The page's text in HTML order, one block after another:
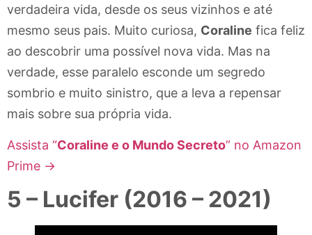
verdadeira vida, desde os seus vizinhos e até
mesmo seus pais. Muito curiosa, Coraline fica feliz
ao descobrir uma possível nova vida. Mas na
verdade, esse paralelo esconde um segredo
sombrio e muito sinistro, que a leva a repensar
mais sobre sua própria vida.
Assista “Coraline e o Mundo Secreto” no Amazon
Prime →
5 – Lucifer (2016 – 2021)